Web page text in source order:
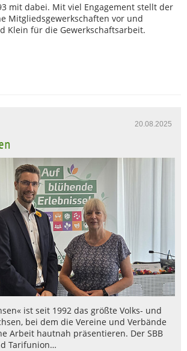
mit dabei. Mit viel Engagement stellt der
Mitgliedsgewerkschaften vor und
Klein für die Gewerkschaftsarbeit.
20.08.2025
ist seit 1992 das größte Volks- und
bei dem die Vereine und Verbände
Arbeit hautnah präsentieren. Der SBB
Tarifunion…